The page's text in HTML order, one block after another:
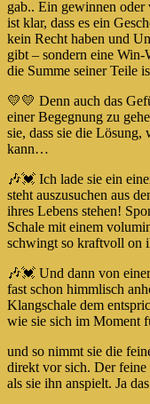
gab.. Ein gewinnen
ist klar, dass es ein
kein Recht haben und
gibt – sondern eine Win-
die Summe seiner Teile
💛💛 Denn auch das
einer Begegnung zu
sie, dass sie die Lösung,
kann…
🎶💓 Ich lade sie ein
steht auszusuchen aus
ihres Lebens stehen!
Schale mit einem
schwingt so kraftvoll on
🎶💓 Und dann von
fast schon himmlisch
Klangschale dem
wie sie sich im Moment
und so nimmt sie die
direkt vor sich. Der
als sie ihn anspielt. Ja